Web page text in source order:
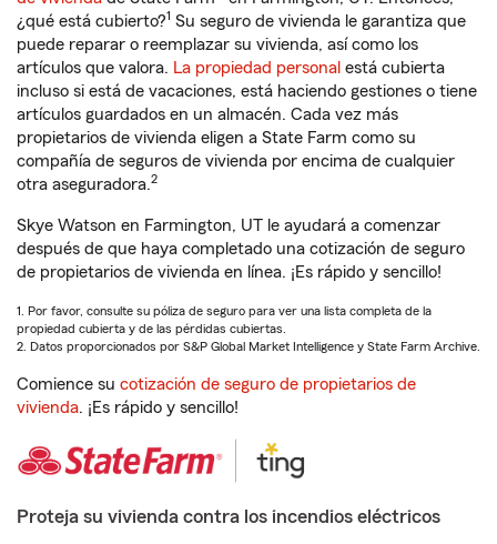
¿qué está cubierto?1 Su seguro de vivienda le garantiza que
puede reparar o reemplazar su vivienda, así como los
artículos que valora. La propiedad personal está cubierta
incluso si está de vacaciones, está haciendo gestiones o tiene
artículos guardados en un almacén. Cada vez más
propietarios de vivienda eligen a State Farm como su
compañía de seguros de vivienda por encima de cualquier
otra aseguradora.2
Skye Watson en Farmington, UT le ayudará a comenzar
después de que haya completado una cotización de seguro
de propietarios de vivienda en línea. ¡Es rápido y sencillo!
1. Por favor, consulte su póliza de seguro para ver una lista completa de la
propiedad cubierta y de las pérdidas cubiertas.
2. Datos proporcionados por S&P Global Market Intelligence y State Farm Archive.
Comience su cotización de seguro de propietarios de
vivienda. ¡Es rápido y sencillo!
Proteja su vivienda contra los incendios eléctricos